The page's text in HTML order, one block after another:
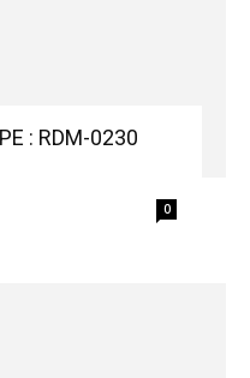
: RDM-0230
0